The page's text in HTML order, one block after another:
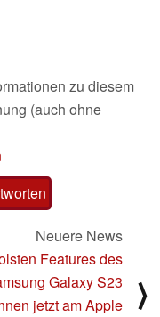
zu diesem
(auch ohne
Neuere News
Features des
Galaxy S23
jetzt am Apple
⟩